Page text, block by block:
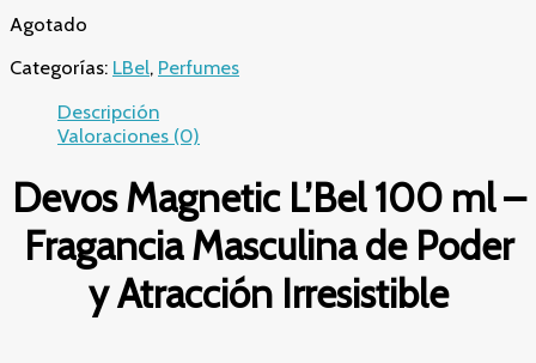
Agotado
Categorías: LBel, Perfumes
Descripción
Valoraciones (0)
Devos Magnetic L’Bel 100 ml –
Fragancia Masculina de Poder
y Atracción Irresistible